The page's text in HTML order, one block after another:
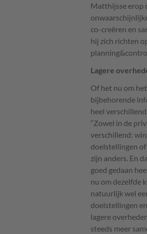
Matthijsse erop
co-creëren en
hij zich richten
Lagere
Of het nu om
bijbehorende
heel
“Zowel in de
verschillend:
doelstellingen
zijn anders. En
goed gedaan
nu om dezelfde
natuurlijk wel
doelstellingen
lagere
steeds meer